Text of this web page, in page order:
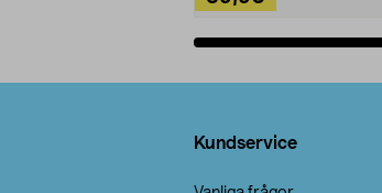
Kundservice